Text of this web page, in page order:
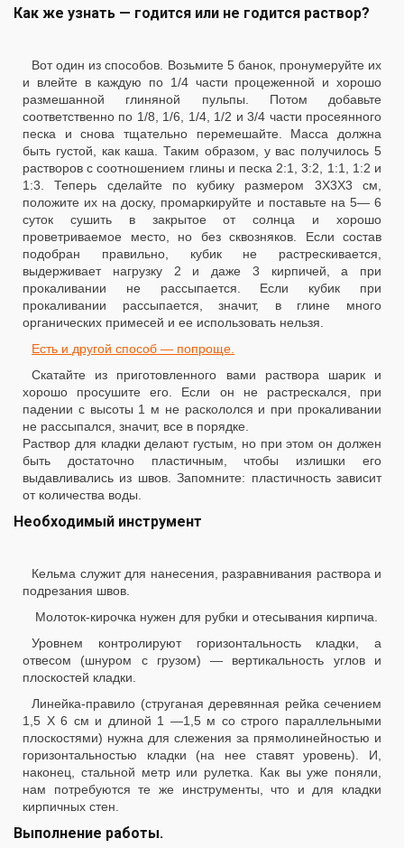
Как же узнать — годится или не годится раствор?
Вот один из способов. Возьмите 5 банок, пронумеруйте их
и влейте в каждую по 1/4 части процеженной и хорошо
размешанной глиняной пульпы. Потом добавьте
соответственно по 1/8, 1/6, 1/4, 1/2 и 3/4 части просеянного
песка и снова тщательно перемешайте. Масса должна
быть густой, как каша. Таким образом, у вас получилось 5
растворов с соотношением глины и песка 2:1, 3:2, 1:1, 1:2 и
1:3. Теперь сделайте по кубику размером 3X3X3 см,
положите их на доску, промаркируйте и поставьте на 5— 6
суток сушить в закрытое от солнца и хорошо
проветриваемое место, но без сквозняков. Если состав
подобран правильно, кубик не растрескивается,
выдерживает нагрузку 2 и даже 3 кирпичей, а при
прокаливании не рассыпается. Если кубик при
прокаливании рассыпается, значит, в глине много
органических примесей и ее использовать нельзя.
Есть и другой способ — попроще.
Скатайте из приготовленного вами раствора шарик и
хорошо просушите его. Если он не растрескался, при
падении с высоты 1 м не раскололся и при прокаливании
не рассыпался, значит, все в порядке.
Раствор для кладки делают густым, но при этом он должен
быть достаточно пластичным, чтобы излишки его
выдавливались из швов. Запомните: пластичность зависит
от количества воды.
Необходимый инструмент
Кельма служит для нанесения, разравнивания раствора и
подрезания швов.
Молоток-кирочка нужен для рубки и отесывания кирпича.
Уровнем контролируют горизонтальность кладки, а
отвесом (шнуром с грузом) — вертикальность углов и
плоскостей кладки.
Линейка-правило (струганая деревянная рейка сечением
1,5 X 6 см и длиной 1 —1,5 м со строго параллельными
плоскостями) нужна для слежения за прямолинейностью и
горизонтальностью кладки (на нее ставят уровень). И,
наконец, стальной метр или рулетка. Как вы уже поняли,
нам потребуются те же инструменты, что и для кладки
кирпичных стен.
Выполнение работы.